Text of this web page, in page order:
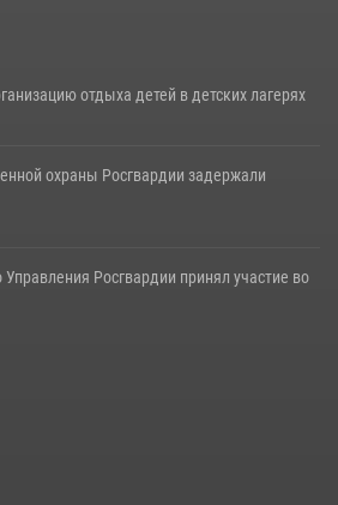
отдыха детей в детских лагерях
охраны Росгвардии задержали
Управления Росгвардии принял участие во